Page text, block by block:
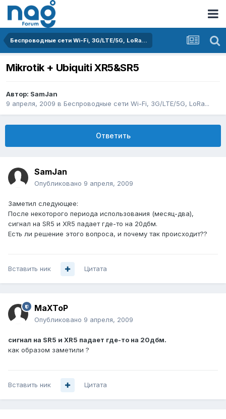
Беспроводные сети Wi-Fi, 3G/LTE/5G, LoRa...
Mikrotik + Ubiquiti XR5&SR5
Автор: SamJan
9 апреля, 2009 в Беспроводные сети Wi-Fi, 3G/LTE/5G, LoRa...
Ответить
SamJan
Опубликовано 9 апреля, 2009
Заметил следующее:
После некоторого периода использования (месяц-два),
сигнал на SR5 и XR5 падает где-то на 20дбм.
Есть ли решение этого вопроса, и почему так происходит??
Вставить ник Цитата
MaXToP
Опубликовано 9 апреля, 2009
сигнал на SR5 и XR5 падает где-то на 20дбм.
как образом заметили ?
Вставить ник Цитата